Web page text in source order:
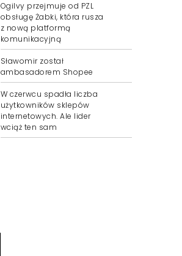
Ogilvy przejmuje od PZL
obsługę Żabki, która rusza
z nową platformą
komunikacyjną
Sławomir został
ambasadorem Shopee
W czerwcu spadła liczba
użytkowników sklepów
internetowych. Ale lider
wciąż ten sam